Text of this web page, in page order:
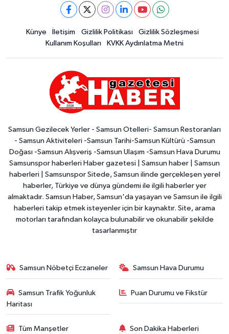
Künye İletişim Gizlilik Politikası
Gizlilik Sözleşmesi
Kullanım Koşulları
KVKK Aydınlatma Metni
Samsun Gezilecek Yerler - Samsun Otelleri- Samsun Restoranları
- Samsun Aktiviteleri -Samsun Tarihi-Samsun Kültürü -Samsun
Doğası -Samsun Alışveriş -Samsun Ulaşım -Samsun Hava Durumu
Samsunspor haberleri Haber gazetesi | Samsun haber | Samsun
haberleri | Samsunspor Sitede, Samsun ilinde gerçekleşen yerel
haberler, Türkiye ve dünya gündemi ile ilgili haberler yer
almaktadır. Samsun Haber, Samsun'da yaşayan ve Samsun ile ilgili
haberleri takip etmek isteyenler için bir kaynaktır. Site, arama
motorları tarafından kolayca bulunabilir ve okunabilir şekilde
tasarlanmıştır
Samsun Nöbetçi Eczaneler Samsun Hava Durumu
Samsun Trafik Yoğunluk
Haritası
Puan Durumu ve Fikstür
Tüm Manşetler Son Dakika Haberleri